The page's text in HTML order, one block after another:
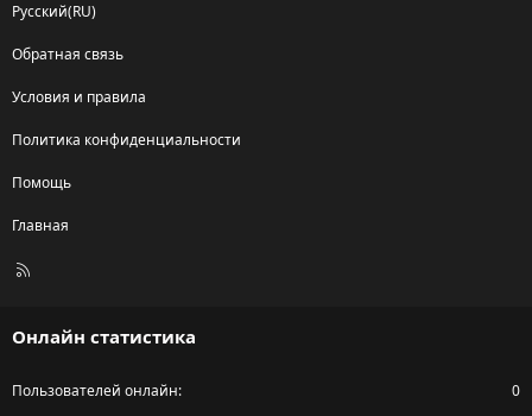
Русский(RU)
Обратная связь
Условия и правила
Политика конфиденциальности
Помощь
Главная
R
Онлайн статистика
Пользователей онлайн 0